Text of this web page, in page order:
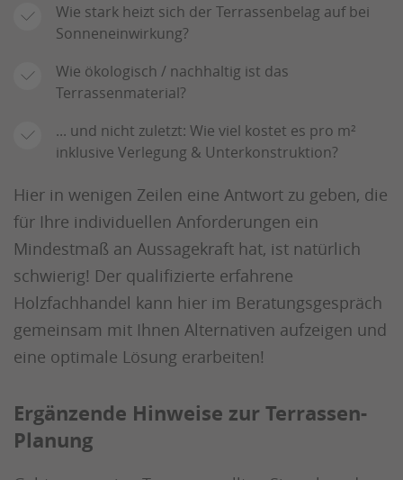
Wie stark heizt sich der Terrassenbelag auf bei
Sonneneinwirkung?
Wie ökologisch / nachhaltig ist das
Terrassenmaterial?
... und nicht zuletzt: Wie viel kostet es pro m²
inklusive Verlegung & Unterkonstruktion?
Hier in wenigen Zeilen eine Antwort zu geben, die
für Ihre individuellen Anforderungen ein
Mindestmaß an Aussagekraft hat, ist natürlich
schwierig! Der qualifizierte erfahrene
Holzfachhandel kann hier im Beratungsgespräch
gemeinsam mit Ihnen Alternativen aufzeigen und
eine optimale Lösung erarbeiten!
Ergänzende Hinweise zur Terrassen-
Planung